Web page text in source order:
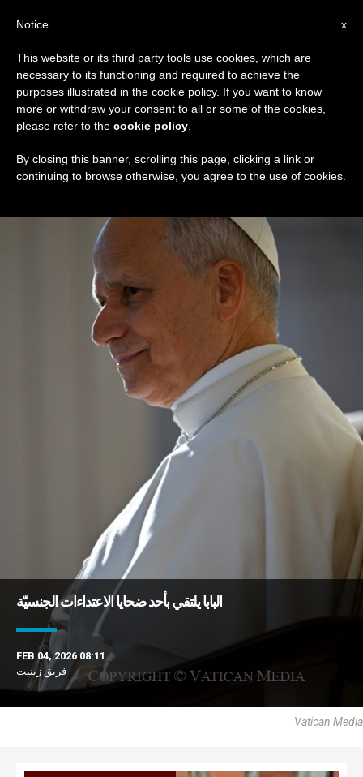
TAG
Posts Tagged ‘اتّهام’
DERNIÈRES NOUVELLES
البابا يلتقي بأحد ضحايا الاعتداءات الجنسيّة
FEB 04, 2026 08:11
فريق زينيت
Vatican Media
x
Notice
This website or its third party tools use cookies, which are
necessary to its functioning and required to achieve the
purposes illustrated in the cookie policy. If you want to know
more or withdraw your consent to all or some of the cookies,
please refer to the cookie policy
By closing this banner, scrolling this page, clicking a link or
continuing to browse otherwise, you agree to the use of cookies.